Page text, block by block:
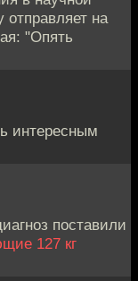
отправляет на
"Опять
интересным
поставили
127 кг